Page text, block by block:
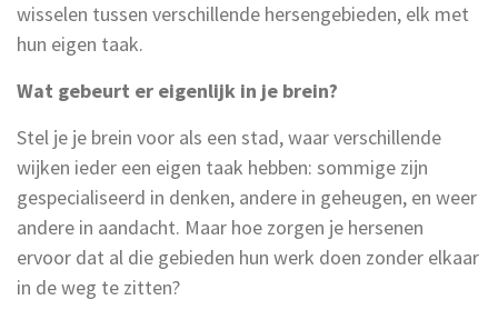
wisselen tussen verschillende hersengebieden, elk met
hun eigen taak.
Wat gebeurt er eigenlijk in je brein?
Stel je je brein voor als een stad, waar verschillende
wijken ieder een eigen taak hebben: sommige zijn
gespecialiseerd in denken, andere in geheugen, en weer
andere in aandacht. Maar hoe zorgen je hersenen
ervoor dat al die gebieden hun werk doen zonder elkaar
in de weg te zitten?